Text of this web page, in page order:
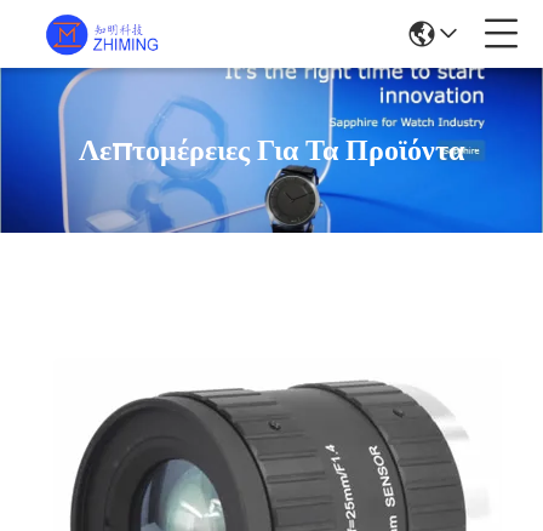
Λεπτομέρειες Για Τα Προϊόντα